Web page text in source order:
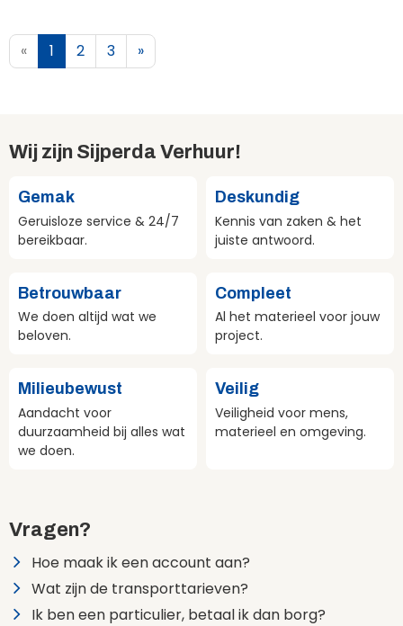
« 1 2 3 »
Wij zijn Sijperda Verhuur!
Gemak
Geruisloze service & 24/7
bereikbaar.
Deskundig
Kennis van zaken & het
juiste antwoord.
Betrouwbaar
We doen altijd wat we
beloven.
Compleet
Al het materieel voor jouw
project.
Milieubewust
Aandacht voor
duurzaamheid bij alles wat
we doen.
Veilig
Veiligheid voor mens,
materieel en omgeving.
Vragen?
Hoe maak ik een account aan?
Wat zijn de transporttarieven?
Ik ben een particulier, betaal ik dan borg?